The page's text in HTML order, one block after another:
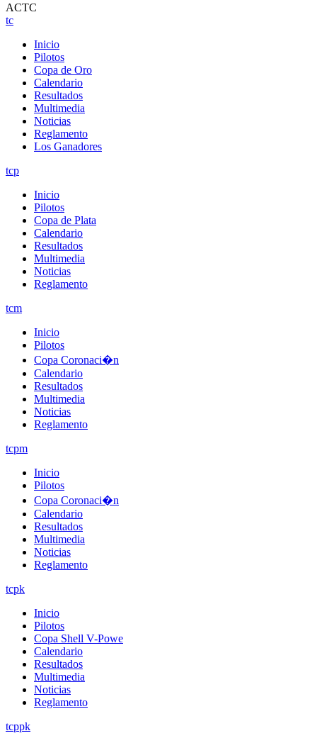
ACTC
tc
Inicio
Pilotos
Copa de Oro
Calendario
Resultados
Multimedia
Noticias
Reglamento
Los Ganadores
tcp
Inicio
Pilotos
Copa de Plata
Calendario
Resultados
Multimedia
Noticias
Reglamento
tcm
Inicio
Pilotos
Copa Coronaci�n
Calendario
Resultados
Multimedia
Noticias
Reglamento
tcpm
Inicio
Pilotos
Copa Coronaci�n
Calendario
Resultados
Multimedia
Noticias
Reglamento
tcpk
Inicio
Pilotos
Copa Shell V-Powe
Calendario
Resultados
Multimedia
Noticias
Reglamento
tcppk